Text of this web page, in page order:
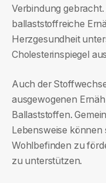
Verbindung
ballaststoffreiche
Herzgesundheit
Cholesterinspiegel
Auch der
ausgewogenen
Ballaststoffen.
Lebensweise können
Wohlbefinden zu
zu unterstützen.